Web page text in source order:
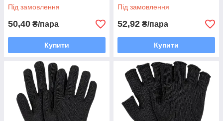
Під замовлення
50,40 ₴/пара
Купити
Під замовлення
52,92 ₴/пара
Купити